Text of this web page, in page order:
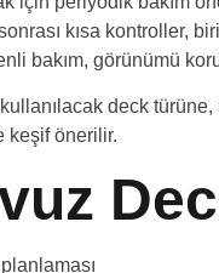
kısa kontroller,
bakım, görünümü
deck türüne,
keşif önerilir.